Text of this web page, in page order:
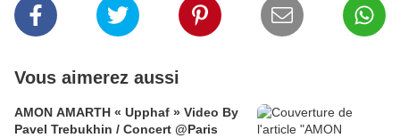
Vous aimerez aussi
AMON AMARTH « Upphaf » Video By
Pavel Trebukhin / Concert @Paris